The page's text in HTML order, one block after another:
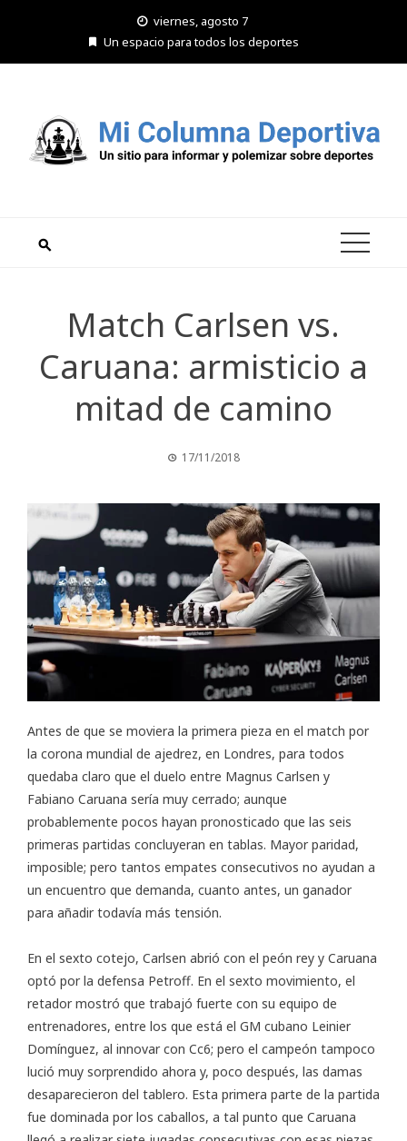
viernes, agosto 7
Un espacio para todos los deportes
Match Carlsen vs.
Caruana: armisticio a
mitad de camino
17/11/2018
Antes de que se moviera la primera pieza en el match por
la corona mundial de ajedrez, en Londres, para todos
quedaba claro que el duelo entre Magnus Carlsen y
Fabiano Caruana sería muy cerrado; aunque
probablemente pocos hayan pronosticado que las seis
primeras partidas concluyeran en tablas. Mayor paridad,
imposible; pero tantos empates consecutivos no ayudan a
un encuentro que demanda, cuanto antes, un ganador
para añadir todavía más tensión.
En el sexto cotejo, Carlsen abrió con el peón rey y Caruana
optó por la defensa Petroff. En el sexto movimiento, el
retador mostró que trabajó fuerte con su equipo de
entrenadores, entre los que está el GM cubano Leinier
Domínguez, al innovar con Cc6; pero el campeón tampoco
lució muy sorprendido ahora y, poco después, las damas
desaparecieron del tablero. Esta primera parte de la partida
fue dominada por los caballos, a tal punto que Caruana